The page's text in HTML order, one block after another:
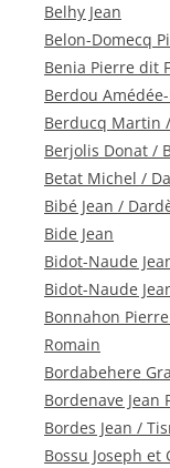
Belhy Jean
Belon-Domecq
Benia Pierre dit
Berdou
Berducq Martin
Berjolis Donat /
Betat Michel /
Bibé Jean /
Bide Jean
Bidot-Naude
Bidot-Naude
Bonnahon
Romain
Bordabehere
Bordenave Jean
Bordes Jean /
Bossu Joseph et